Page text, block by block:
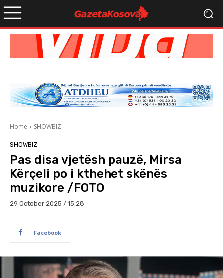
Home SHOWBIZ
SHOWBIZ
Pas disa vjetësh pauzë, Mirsa
Kërçeli po i kthehet skënës
muzikore /FOTO
29 October 2025 / 15:28
Facebook